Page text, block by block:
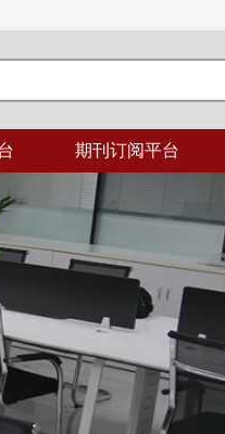
期刊订阅平台